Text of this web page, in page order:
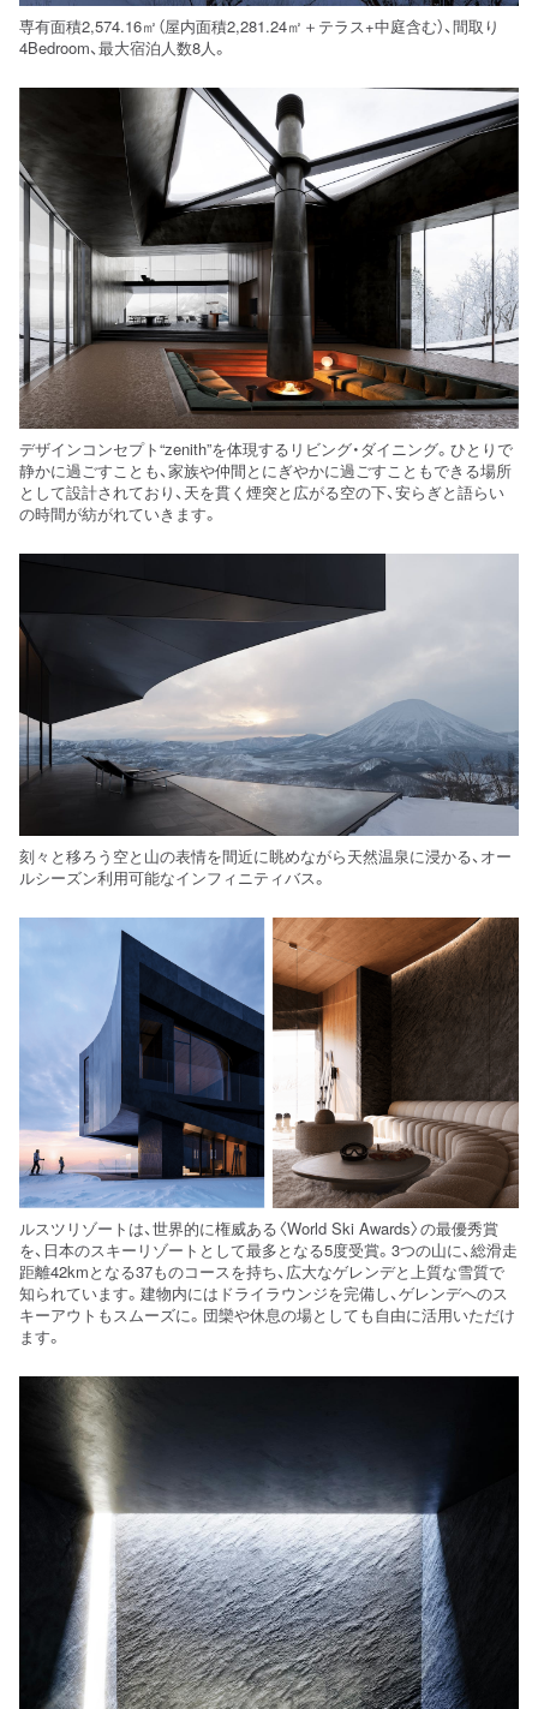
専有面積2,574.16㎡（屋内面積2,281.24㎡＋テラス+中庭含む）、間取り
4Bedroom、最大宿泊人数8人。
デザインコンセプト“zenith”を体現するリビング・ダイニング。ひとりで
静かに過ごすことも、家族や仲間とにぎやかに過ごすこともできる場所
として設計されており、天を貫く煙突と広がる空の下、安らぎと語らい
の時間が紡がれていきます。
刻々と移ろう空と山の表情を間近に眺めながら天然温泉に浸かる、オー
ルシーズン利用可能なインフィニティバス。
ルスツリゾートは、世界的に権威ある〈World Ski Awards〉の最優秀賞
を、日本のスキーリゾートとして最多となる5度受賞。3つの山に、総滑走
距離42kmとなる37ものコースを持ち、広大なゲレンデと上質な雪質で
知られています。建物内にはドライラウンジを完備し、ゲレンデへのス
キーアウトもスムーズに。団欒や休息の場としても自由に活用いただけ
ます。